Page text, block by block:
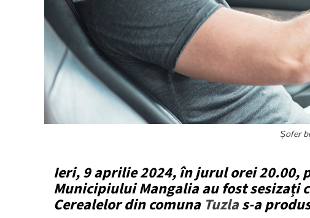
Șofer
Ieri, 9 aprilie 2024, în jurul orei
Municipiului Mangalia au fost sesizați
Cerealelor din comuna Tuzlas-a